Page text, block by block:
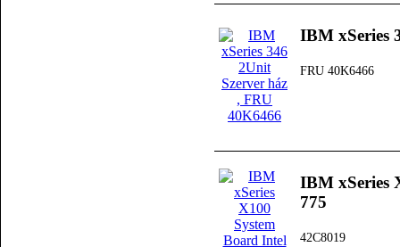
IBM xSeries
FRU 40K6466
IBM xSeries
775
42C8019